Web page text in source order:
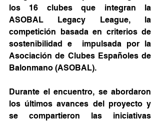
los 16 clubes que integran la
ASOBAL Legacy League, la
competición basada en criterios de
sostenibilidad e  impulsada por la
Asociación de Clubes Españoles de
Balonmano (ASOBAL).
Durante el encuentro, se abordaron
los últimos avances del proyecto y
se compartieron las iniciativas